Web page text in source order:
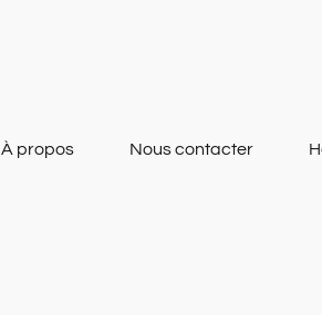
À propos Nous contacter